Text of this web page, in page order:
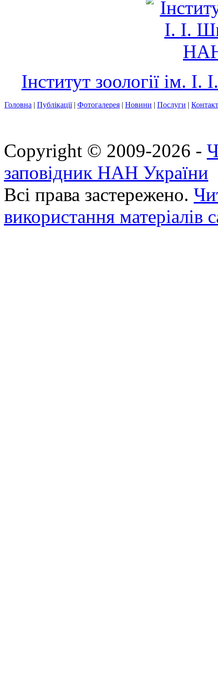
Інститут зоології ім.
Головна | Публікації| Фотогалерея | Новини | Послуги |
Copyright © 2009-2026 -
заповідник НАН України
Всі права застережено.
використання матеріалів